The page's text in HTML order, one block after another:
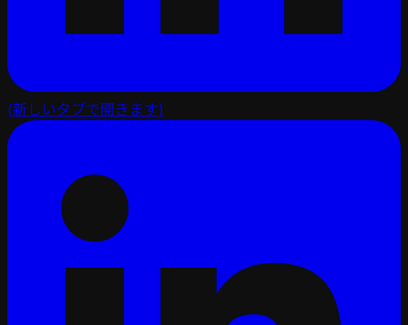
(新しいタブで開きます)